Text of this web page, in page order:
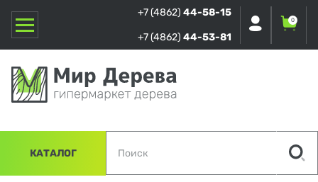
+7 (4862) 44-58-15
+7 (4862) 44-53-81
0
КАТАЛОГ